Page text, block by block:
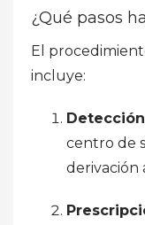
¿Qué pasos
El
incluye:
centro de
derivación